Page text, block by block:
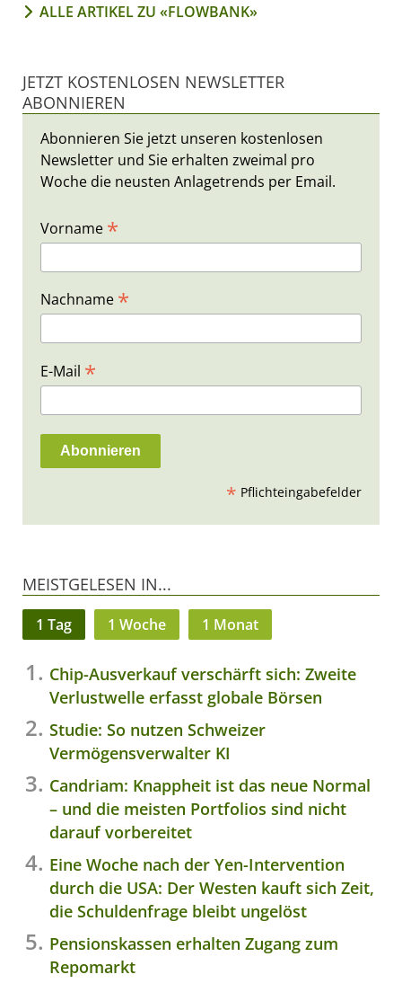
ALLE ARTIKEL ZU «FLOWBANK»
JETZT KOSTENLOSEN NEWSLETTER
ABONNIEREN
Abonnieren Sie jetzt unseren kostenlosen
Newsletter und Sie erhalten zweimal pro
Woche die neusten Anlagetrends per Email.
Vorname *
Nachname *
E-Mail *
* Pflichteingabefelder
MEISTGELESEN IN...
1 Tag 1 Woche 1 Monat
Chip-Ausverkauf verschärft sich: Zweite
Verlustwelle erfasst globale Börsen
Studie: So nutzen Schweizer
Vermögensverwalter KI
Candriam: Knappheit ist das neue Normal
– und die meisten Portfolios sind nicht
darauf vorbereitet
Eine Woche nach der Yen-Intervention
durch die USA: Der Westen kauft sich Zeit,
die Schuldenfrage bleibt ungelöst
Pensionskassen erhalten Zugang zum
Repomarkt